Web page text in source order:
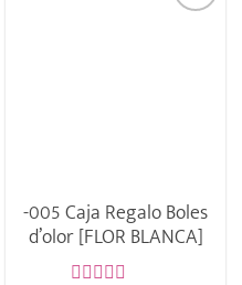
-005 Caja Regalo Boles
d’olor [FLOR BLANCA]